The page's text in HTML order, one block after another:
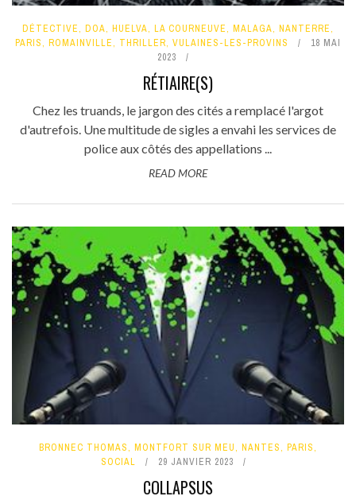
DÉTECTIVE, DOA, HUELVA, LA COURNEUVE, MALAGA, NANTERRE,
PARIS, ROMAINVILLE, THRILLER, VULAINES-LES-PROVINS
18 MAI
2023
RÉTIAIRE(S)
Chez les truands, le jargon des cités a remplacé l'argot
d'autrefois. Une multitude de sigles a envahi les services de
police aux côtés des appellations ...
READ MORE
BRONNEC THOMAS, MONTFORT SUR MEU, NANTES, PARIS,
SOCIAL
29 JANVIER 2023
COLLAPSUS